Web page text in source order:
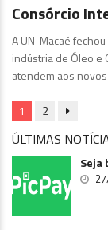
Consórcio
A UN-Macaé
indústria de Óleo e
atendem aos
1 2
ÚLTIMAS
Seja